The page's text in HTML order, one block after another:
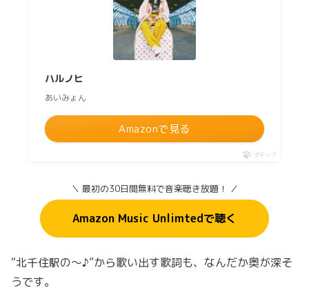
ハルノヒ
あいみょん
Amazonで見る
ポチップ
＼ 最初の30日間無料で音楽聴き放題！ ／
Amazon Music Unlimtedで聴く
“北千住駅の～♪”から歌い出す歌詞も、なんだか奥が深そ
うです。